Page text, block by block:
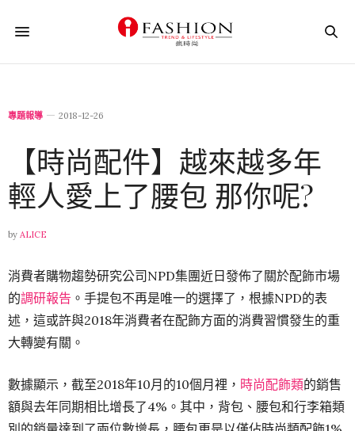
專題報導 2018-12-26
【時尚配件】越來越多年
輕人愛上了腰包 那你呢?
by ALICE
消費者購物趨勢研究公司NPD集團近日發佈了關於配飾市場
的調研報告 。手提包不再是唯一的選擇了，根據NPD的表
述，這或許與2018年消費者在配飾方面的消費習慣發生的重
大轉變有關。
數據顯示，截至2018年10月的10個月裡， 時尚配飾類的銷售
額與去年同期相比增長了4%。其中，背包、腰包和行李箱類